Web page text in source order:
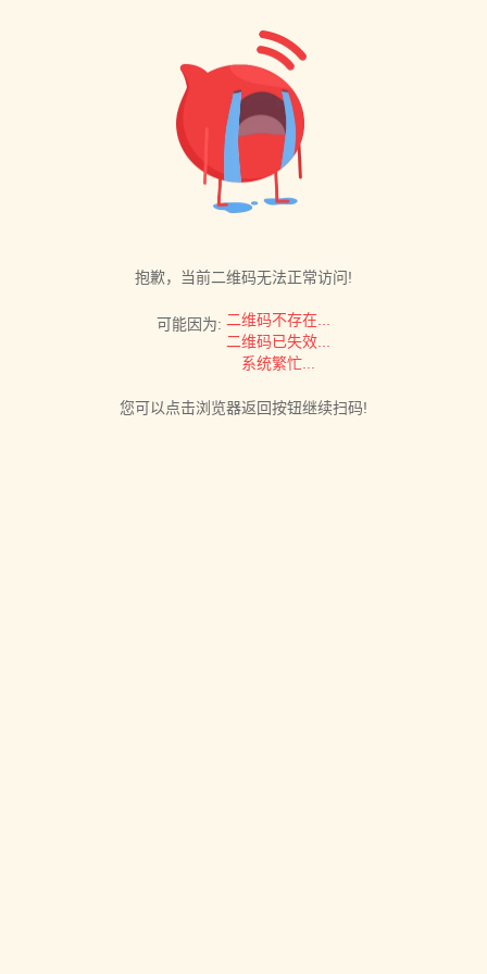
抱歉，当前二维码无法正常访问!
可能因为: 二维码不存在...
二维码已失效...
系统繁忙...
您可以点击浏览器返回按钮继续扫码!